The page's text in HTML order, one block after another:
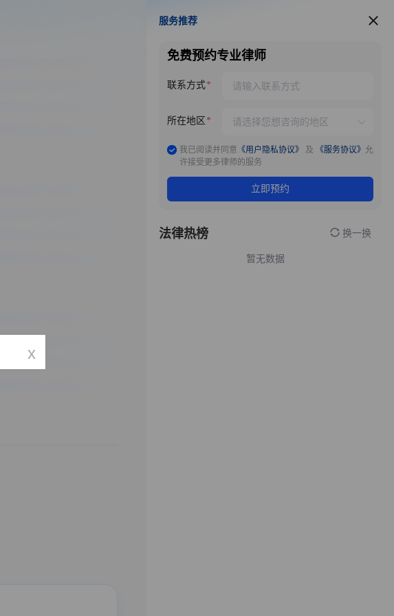
服务推荐
服务推荐
免费预约专业律师
联系方式
所在地区
我已阅读并同意 《用户隐私协议》 及 《服务协议》 允
许接受更多律师的服务
立即预约
法律热榜 换一换
暂无数据
x